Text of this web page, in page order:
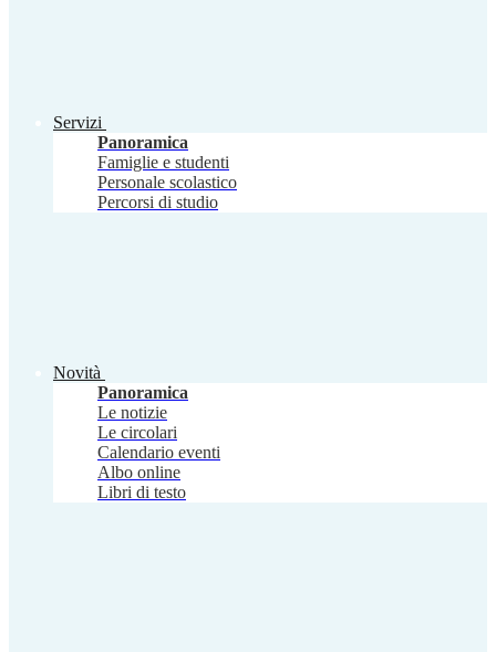
Servizi
Panoramica
Famiglie e studenti
Personale scolastico
Percorsi di studio
Novità
Panoramica
Le notizie
Le circolari
Calendario eventi
Albo online
Libri di testo